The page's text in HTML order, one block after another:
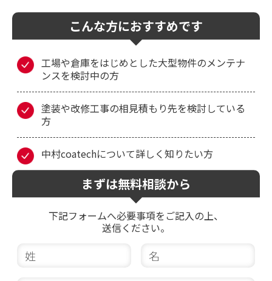
こんな方におすすめです
工場や倉庫をはじめとした大型物件のメンテナ
ンスを検討中の方
塗装や改修工事の相見積もり先を検討している
方
中村coatechについて詳しく知りたい方
まずは無料相談から
下記フォームへ必要事項をご記入の上、
送信ください。